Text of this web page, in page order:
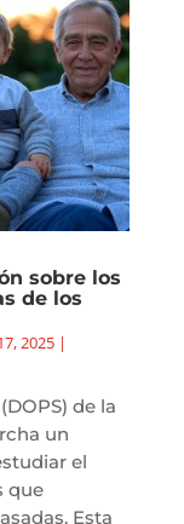
sobre los
de los
2025|
de la
un
el
que
Esta